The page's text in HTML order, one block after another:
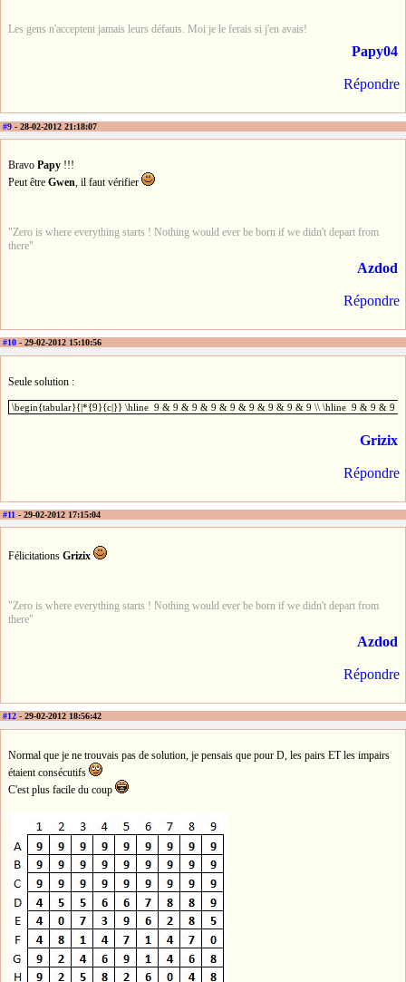
Les gens n'acceptent jamais leurs défauts. Moi je le ferais si j'en avais!
Papy04
Répondre
#9 - 28-02-2012 21:18:07
Bravo Papy !!!
Peut être Gwen, il faut vérifier
"Zero is where everything starts ! Nothing would ever be born if we didn't depart from
there"
Azdod
Répondre
#10 - 29-02-2012 15:10:56
Seule solution :
\begin{tabular}{|*{9}{c|}} \hline 9 & 9 & 9 & 9 & 9 & 9 & 9 & 9 & 9 \\ \hline 9 & 9 & 9
\begin{tabular}{|*{9}{c|}} \hline 9 & 9 & 9 & 9 & 9 & 9 & 9 & 9 & 9 \\ \hline 9 & 9 &
Grizix
Répondre
#11 - 29-02-2012 17:15:04
Félicitations Grizix
"Zero is where everything starts ! Nothing would ever be born if we didn't depart from
there"
Azdod
Répondre
#12 - 29-02-2012 18:56:42
Normal que je ne trouvais pas de solution, je pensais que pour D, les pairs ET les impairs
étaient consécutifs
C'est plus facile du coup